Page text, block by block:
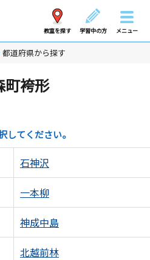
教室を探す 学習中の方 メニュー
都道府県から探す
町袴形
してください。
石神沢
一本柳
神成中島
北越前林